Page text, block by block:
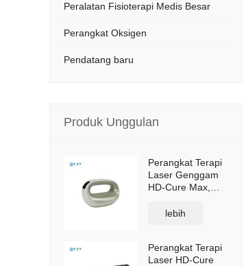
Peralatan Fisioterapi Medis Besar
Perangkat Oksigen
Pendatang baru
Produk Unggulan
Perangkat Terapi
Laser Genggam
HD-Cure Max,
Nyeri & Pemulihan
lebih
Perangkat Terapi
Laser HD-Cure